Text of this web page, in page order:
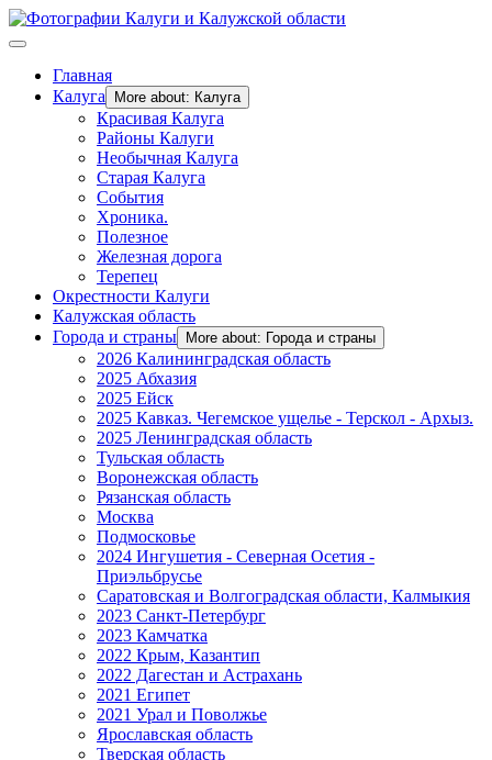
Главная
Калуга
More about: Калуга
Красивая Калуга
Районы Калуги
Необычная Калуга
Старая Калуга
События
Хроника.
Полезное
Железная дорога
Терепец
Окрестности Калуги
Калужская область
Города и страны
More about: Города и страны
2026 Калининградская область
2025 Абхазия
2025 Ейск
2025 Кавказ. Чегемское ущелье - Терскол - Архыз.
2025 Ленинградская область
Тульская область
Воронежская область
Рязанская область
Москва
Подмосковье
2024 Ингушетия - Северная Осетия -
Приэльбрусье
Саратовская и Волгоградская области, Калмыкия
2023 Санкт-Петербург
2023 Камчатка
2022 Крым, Казантип
2022 Дагестан и Астрахань
2021 Египет
2021 Урал и Поволжье
Ярославская область
Тверская область